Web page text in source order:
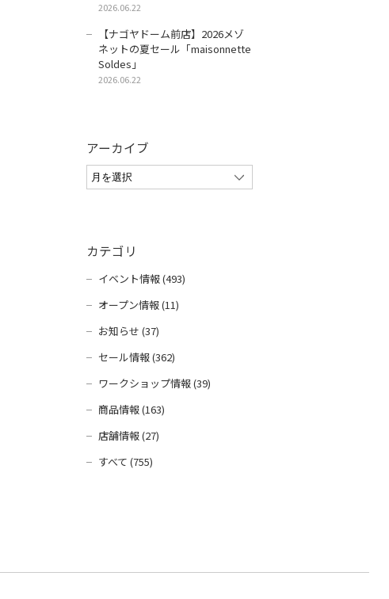
2026.06.22
【ナゴヤドーム前店】2026メゾ
ネットの夏セール「maisonnette
Soldes」
2026.06.22
アーカイブ
カテゴリ
イベント情報 (493)
オープン情報 (11)
お知らせ (37)
セール情報 (362)
ワークショップ情報 (39)
商品情報 (163)
店舗情報 (27)
すべて (755)